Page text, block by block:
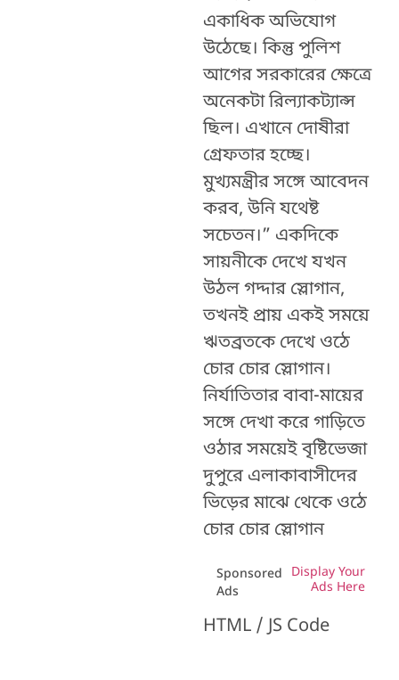
একাধিক অভিযোগ
উঠেছে। কিন্তু পুলিশ
আগের সরকারের ক্ষেত্রে
অনেকটা রিল্যাকট্যান্স
ছিল। এখানে দোষীরা
গ্রেফতার হচ্ছে।
মুখ্যমন্ত্রীর সঙ্গে আবেদন
করব, উনি যথেষ্ট
সচেতন।” একদিকে
সায়নীকে দেখে যখন
উঠল গদ্দার স্লোগান,
তখনই প্রায় একই সময়ে
ঋতব্রতকে দেখে ওঠে
চোর চোর স্লোগান।
নির্যাতিতার বাবা-মায়ের
সঙ্গে দেখা করে গাড়িতে
ওঠার সময়েই বৃষ্টিভেজা
দুপুরে এলাকাবাসীদের
ভিড়ের মাঝে থেকে ওঠে
চোর চোর স্লোগান
Sponsored
Ads
Display Your
Ads Here
HTML / JS Code